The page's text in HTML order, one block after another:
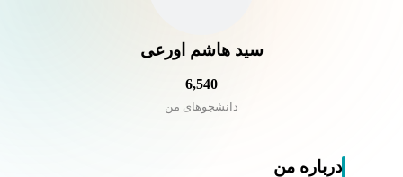
سید هاشم اورعی
6,540
دانشجو‌های من
درباره من